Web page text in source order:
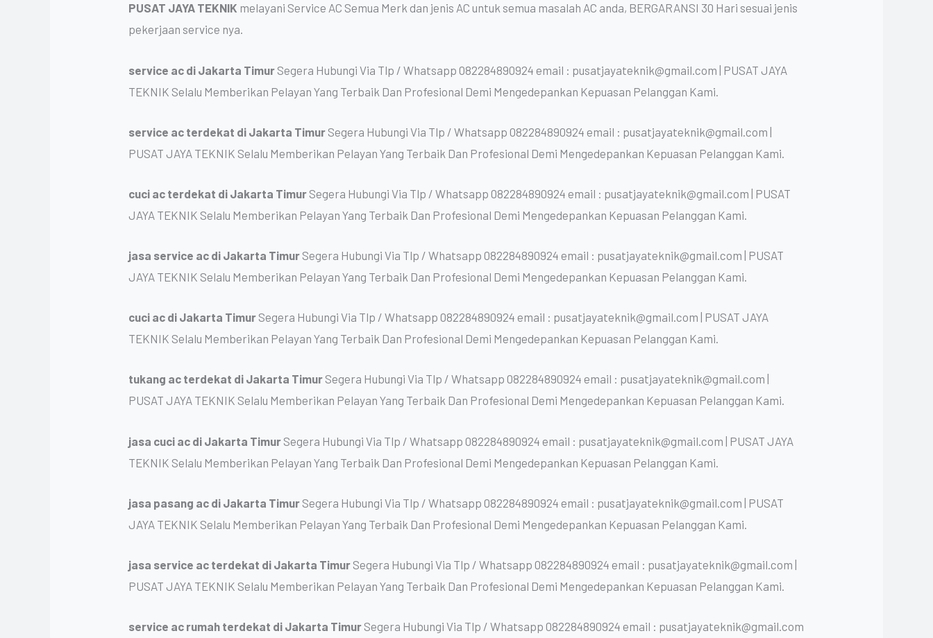
PUSAT JAYA TEKNIK melayani Service AC Semua Merk dan jenis AC untuk semua masalah AC anda, BERGARANSI 30 Hari sesuai jenis
pekerjaan service nya.
service ac di Jakarta Timur Segera Hubungi Via Tlp / Whatsapp 082284890924 email : pusatjayateknik@gmail.com | PUSAT JAYA
TEKNIK Selalu Memberikan Pelayan Yang Terbaik Dan Profesional Demi Mengedepankan Kepuasan Pelanggan Kami.
service ac terdekat di Jakarta Timur Segera Hubungi Via Tlp / Whatsapp 082284890924 email : pusatjayateknik@gmail.com |
PUSAT JAYA TEKNIK Selalu Memberikan Pelayan Yang Terbaik Dan Profesional Demi Mengedepankan Kepuasan Pelanggan Kami.
cuci ac terdekat di Jakarta Timur Segera Hubungi Via Tlp / Whatsapp 082284890924 email : pusatjayateknik@gmail.com | PUSAT
JAYA TEKNIK Selalu Memberikan Pelayan Yang Terbaik Dan Profesional Demi Mengedepankan Kepuasan Pelanggan Kami.
jasa service ac di Jakarta Timur Segera Hubungi Via Tlp / Whatsapp 082284890924 email : pusatjayateknik@gmail.com | PUSAT
JAYA TEKNIK Selalu Memberikan Pelayan Yang Terbaik Dan Profesional Demi Mengedepankan Kepuasan Pelanggan Kami.
cuci ac di Jakarta Timur Segera Hubungi Via Tlp / Whatsapp 082284890924 email : pusatjayateknik@gmail.com | PUSAT JAYA
TEKNIK Selalu Memberikan Pelayan Yang Terbaik Dan Profesional Demi Mengedepankan Kepuasan Pelanggan Kami.
tukang ac terdekat di Jakarta Timur Segera Hubungi Via Tlp / Whatsapp 082284890924 email : pusatjayateknik@gmail.com |
PUSAT JAYA TEKNIK Selalu Memberikan Pelayan Yang Terbaik Dan Profesional Demi Mengedepankan Kepuasan Pelanggan Kami.
jasa cuci ac di Jakarta Timur Segera Hubungi Via Tlp / Whatsapp 082284890924 email : pusatjayateknik@gmail.com | PUSAT JAYA
TEKNIK Selalu Memberikan Pelayan Yang Terbaik Dan Profesional Demi Mengedepankan Kepuasan Pelanggan Kami.
jasa pasang ac di Jakarta Timur Segera Hubungi Via Tlp / Whatsapp 082284890924 email : pusatjayateknik@gmail.com | PUSAT
JAYA TEKNIK Selalu Memberikan Pelayan Yang Terbaik Dan Profesional Demi Mengedepankan Kepuasan Pelanggan Kami.
jasa service ac terdekat di Jakarta Timur Segera Hubungi Via Tlp / Whatsapp 082284890924 email : pusatjayateknik@gmail.com |
PUSAT JAYA TEKNIK Selalu Memberikan Pelayan Yang Terbaik Dan Profesional Demi Mengedepankan Kepuasan Pelanggan Kami.
service ac rumah terdekat di Jakarta Timur Segera Hubungi Via Tlp / Whatsapp 082284890924 email : pusatjayateknik@gmail.com